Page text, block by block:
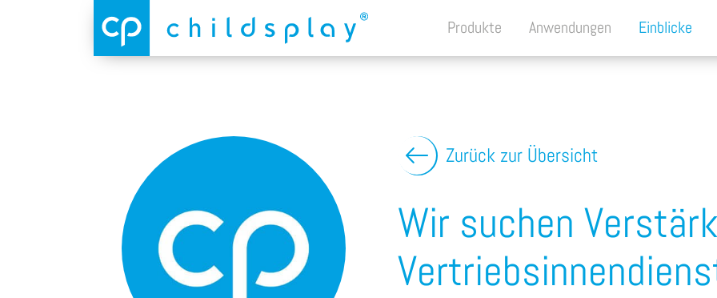
Produkte Anwendungen Einblicke
Zurück zur Übersicht
Wir suchen